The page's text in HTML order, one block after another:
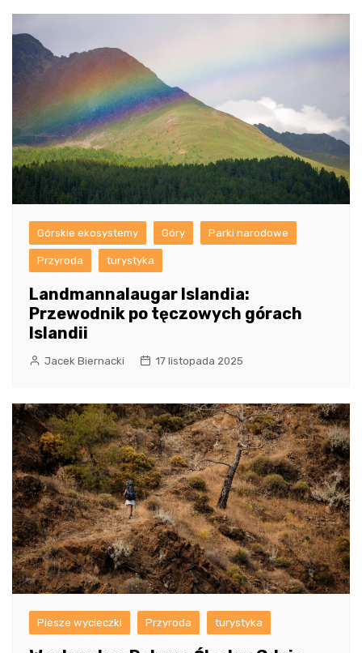
Górskie ekosystemy Góry Parki narodowe
Przyroda turystyka
Landmannalaugar Islandia:
Przewodnik po tęczowych górach
Islandii
Jacek Biernacki 17 listopada 2025
Piesze wycieczki Przyroda turystyka